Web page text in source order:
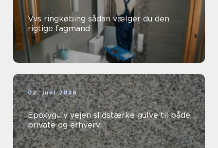
Vvs ringkøbing sådan vælger du den
rigtige fagmand
02. juni 2026
Epoxygulv vejen slidstærke gulve til både
private og erhverv